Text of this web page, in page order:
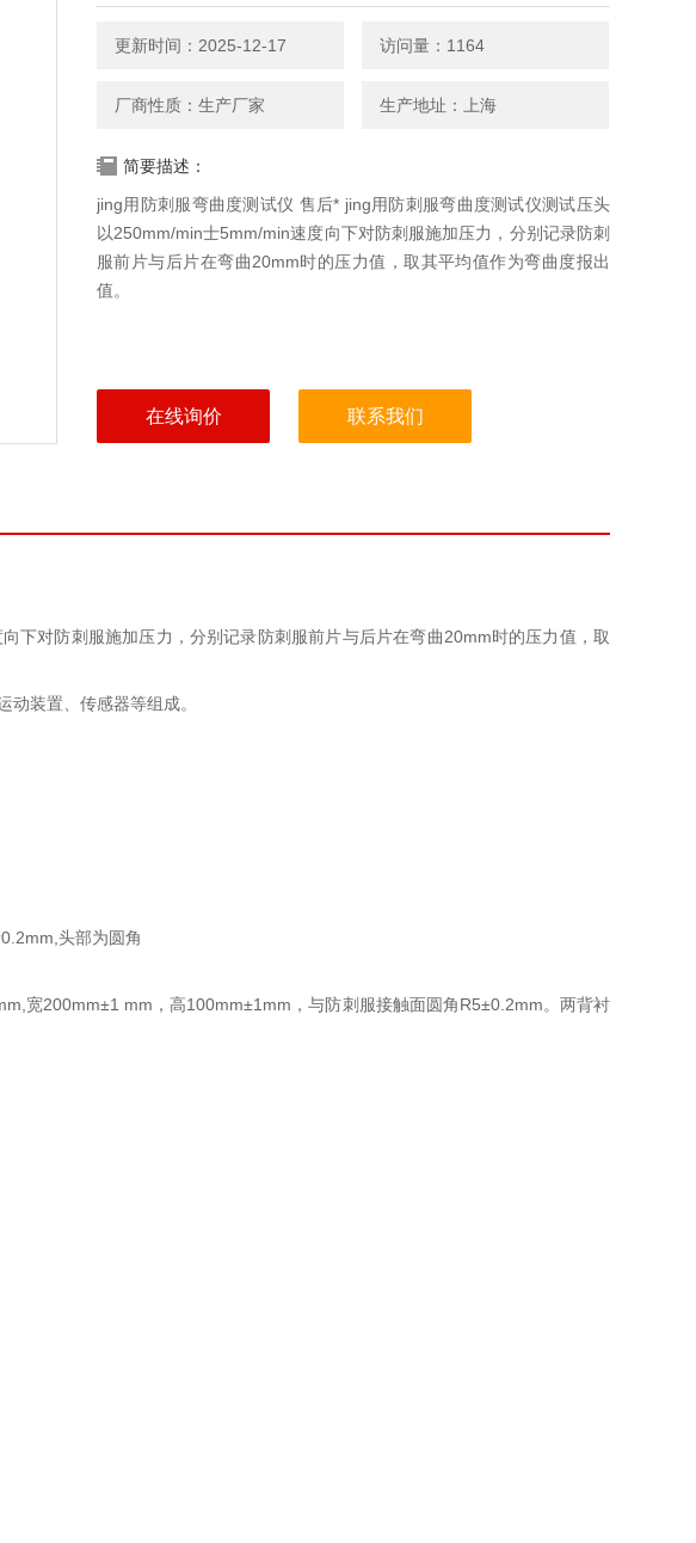
更新时间：2025-12-17 访问量：1164
厂商性质：生产厂家 生产地址：上海
简要描述：
jing用防刺服弯曲度测试仪 售后* jing用防刺服弯曲度测试仪测试压头
以250mm/min士5mm/min速度向下对防刺服施加压力，分别记录防刺
服前片与后片在弯曲20mm时的压力值，取其平均值作为弯曲度报出
值。
在线询价 联系我们
下对防刺服施加压力，分别记录防刺服前片与后片在弯曲20mm时的压力值，取
装置、传感器等组成。
头部为圆角
宽200mm±1 mm，高100mm±1mm，与防刺服接触面圆角R5±0.2mm。两背衬